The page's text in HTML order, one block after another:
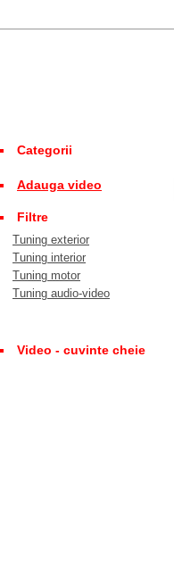
Categorii
Adauga video
Filtre
Tuning exterior
Tuning interior
Tuning motor
Tuning audio-video
Video - cuvinte cheie